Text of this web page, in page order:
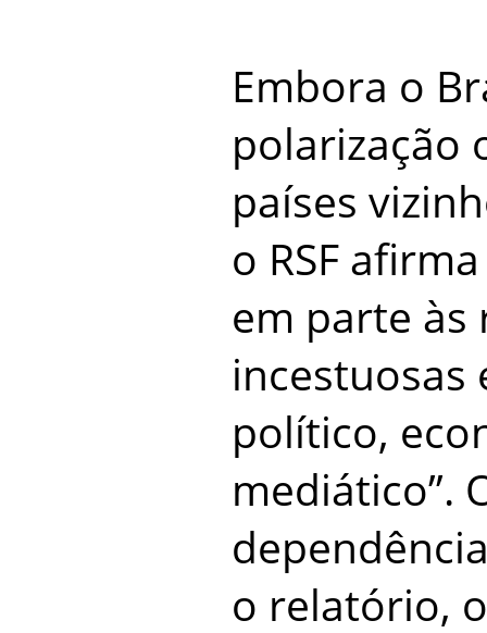
Embora o
polarização
países
o RSF
em parte às
incestuosas
político,
mediático”.
o relatório,